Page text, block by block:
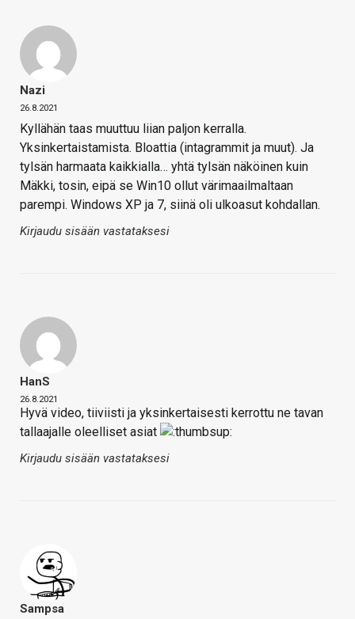
Nazi
26.8.2021
Kyllähän taas muuttuu liian paljon kerralla.
Yksinkertaistamista. Bloattia (intagrammit ja muut). Ja
tylsän harmaata kaikkialla… yhtä tylsän näköinen kuin
Mäkki, tosin, eipä se Win10 ollut värimaailmaltaan
parempi. Windows XP ja 7, siinä oli ulkoasut kohdallan.
Kirjaudu sisään vastataksesi
HanS
26.8.2021
Hyvä video, tiiviisti ja yksinkertaisesti kerrottu ne tavan
tallaajalle oleelliset asiat
Kirjaudu sisään vastataksesi
Sampsa